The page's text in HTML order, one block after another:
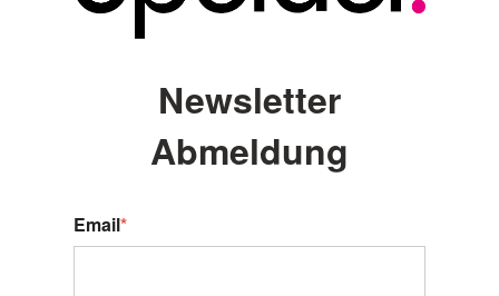
Newsletter
Abmeldung
Email*